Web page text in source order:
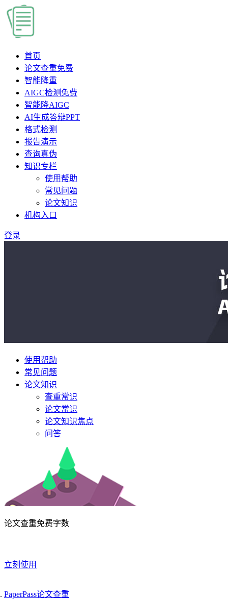
首页
论文查重免费
智能降重
AIGC检测 免费
智能降AIGC
AI生成答辩PPT
格式检测
报告演示
查询真伪
知识专栏
使用帮助
常见问题
论文知识
机构入口
登录
使用帮助
常见问题
论文知识
查重常识
论文常识
论文知识焦点
问答
论文查重免费字数
立刻使用
PaperPass论文查重